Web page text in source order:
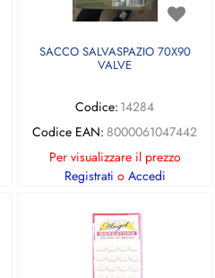
SACCO SALVASPAZIO 70X90
VALVE
Codice: 14284
Codice EAN: 8000061047442
Per visualizzare il prezzo
Registrati o Accedi